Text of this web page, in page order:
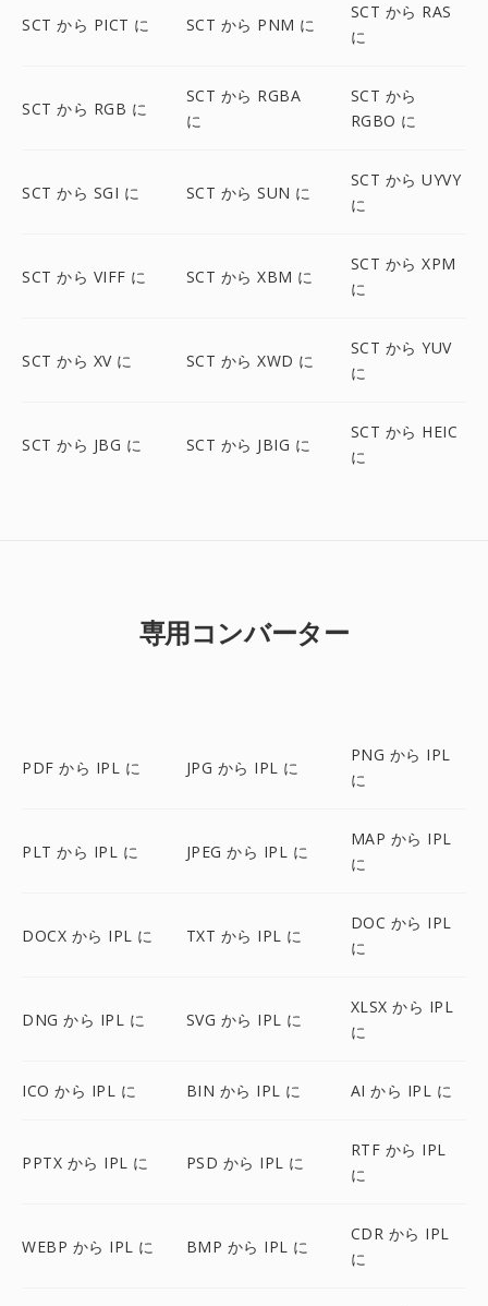
SCT から PICT に SCT から PNM に
SCT から RAS
に
SCT から RGB に
SCT から RGBA
に
SCT から
RGBO に
SCT から SGI に SCT から SUN に
SCT から UYVY
に
SCT から VIFF に SCT から XBM に
SCT から XPM
に
SCT から XV に SCT から XWD に
SCT から YUV
に
SCT から JBG に SCT から JBIG に
SCT から HEIC
に
専用コンバーター
PDF から IPL に JPG から IPL に
PNG から IPL
に
PLT から IPL に JPEG から IPL に
MAP から IPL
に
DOCX から IPL に TXT から IPL に
DOC から IPL
に
DNG から IPL に SVG から IPL に
XLSX から IPL
に
ICO から IPL に BIN から IPL に AI から IPL に
PPTX から IPL に PSD から IPL に
RTF から IPL
に
WEBP から IPL に BMP から IPL に
CDR から IPL
に